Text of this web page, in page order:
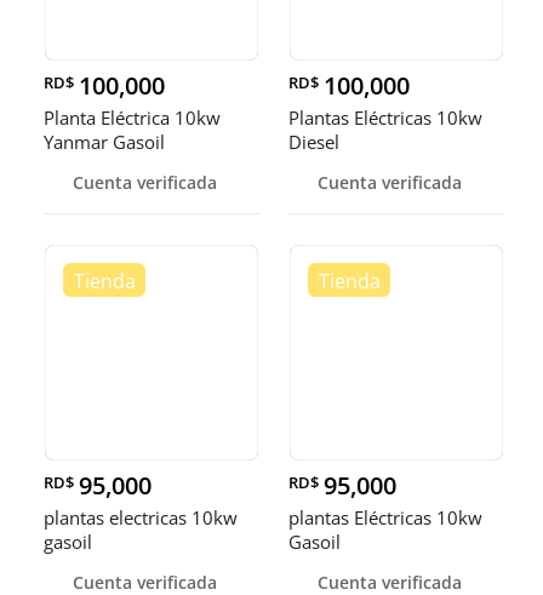
RD$ 100,000
Planta Eléctrica 10kw
Yanmar Gasoil
Cuenta verificada
RD$ 100,000
Plantas Eléctricas 10kw
Diesel
Cuenta verificada
RD$ 95,000
plantas electricas 10kw
gasoil
Cuenta verificada
RD$ 95,000
plantas Eléctricas 10kw
Gasoil
Cuenta verificada